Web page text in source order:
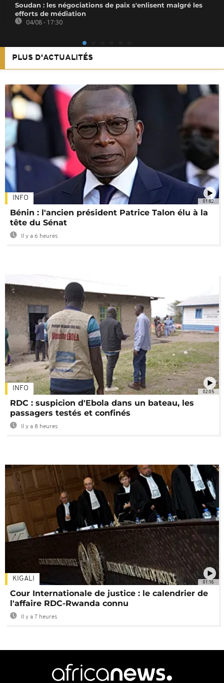
Soudan : les négociations de paix s'enlisent malgré les
efforts de médiation
04/08 - 17:30
PLUS D'ACTUALITÉS
01:02
INFO
Bénin : l'ancien président Patrice Talon élu à la
tête du Sénat
Il y a 6 heures
02:05
INFO
RDC : suspicion d'Ebola dans un bateau, les
passagers testés et confinés
Il y a 8 heures
01:16
KIGALI
Cour Internationale de justice : le calendrier de
l'affaire RDC-Rwanda connu
Il y a 7 heures